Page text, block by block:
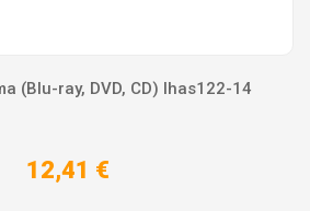
(Blu-ray, DVD, CD) Ihas122-14
12,41 €